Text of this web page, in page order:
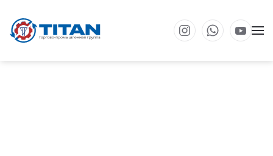
Перейти к основному содержанию